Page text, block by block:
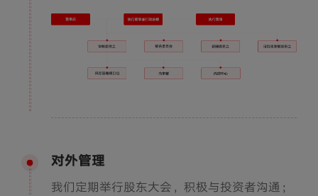
对外管理
我们定期举行股东大会，积极与投资者沟通；